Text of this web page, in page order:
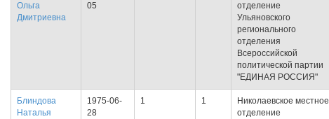
Ольга
Дмитриевна
05
отделение
Ульяновского
регионального
отделения
Всероссийской
политической партии
"ЕДИНАЯ РОССИЯ"
Блиндова
Наталья
1975-06-
28
1 1
Николаевское местное
отделение